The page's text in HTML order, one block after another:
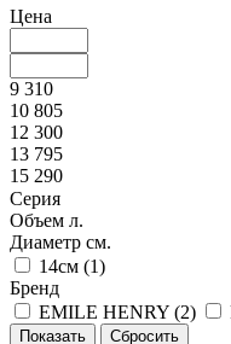
Цена
9 310
10 805
12 300
13 795
15 290
Серия
Объем л.
Диаметр см.
14см (1)
Бренд
EMILE HENRY (2)